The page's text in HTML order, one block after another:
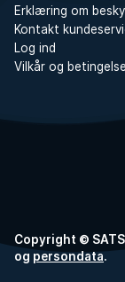
Erklæring om
Kontakt
Log ind
Vilkår og
Copyright ©
og persondata.